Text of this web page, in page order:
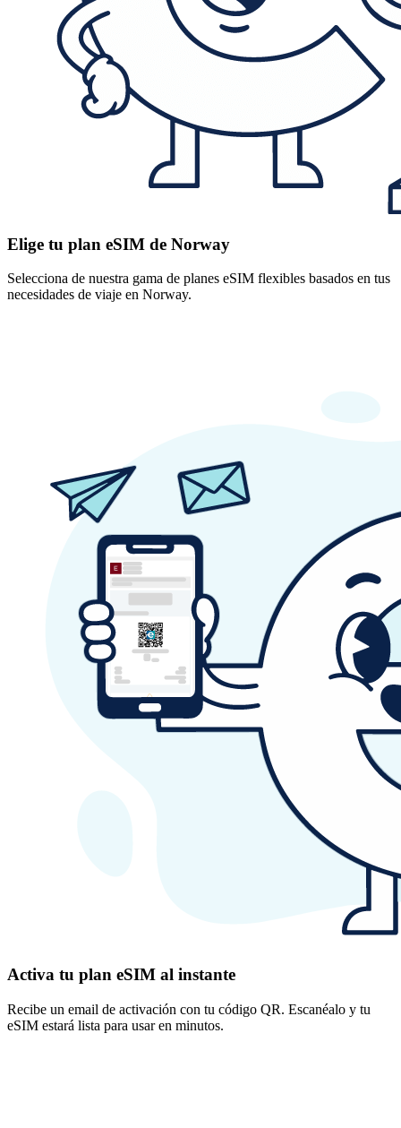
Elige tu plan eSIM de Norway
Selecciona de nuestra gama de planes eSIM flexibles basados en tus
necesidades de viaje en Norway.
Activa tu plan eSIM al instante
Recibe un email de activación con tu código QR. Escanéalo y tu
eSIM estará lista para usar en minutos.